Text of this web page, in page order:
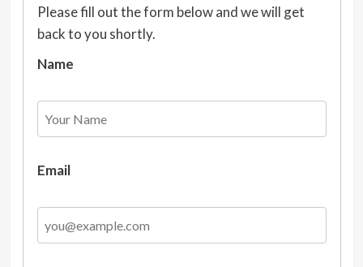
Please fill out the form below and we will get
back to you shortly.
Name
Email